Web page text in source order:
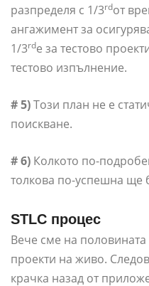
разпределя с 1/3rdот
ангажимент за
1/3rdе за тестово
тестово изпълнение.
# 5)Този план не е
поискване.
# 6) Колкото по-
толкова по-успешна ще
STLC процес
Вече сме на
проекти на живо.
крачка назад от